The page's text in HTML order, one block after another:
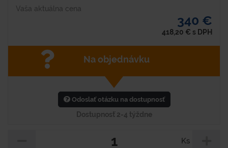
Vaša aktuálna cena
340 €
418,20 € s DPH
Na objednávku
Odoslať otázku na dostupnosť
Dostupnosť 2-4 týždne
Ks